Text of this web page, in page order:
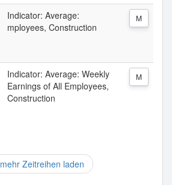
Indicator: Average:
mployees, Construction
M
Indicator: Average: Weekly
Earnings of All Employees,
Construction
M
mehr Zeitreihen laden